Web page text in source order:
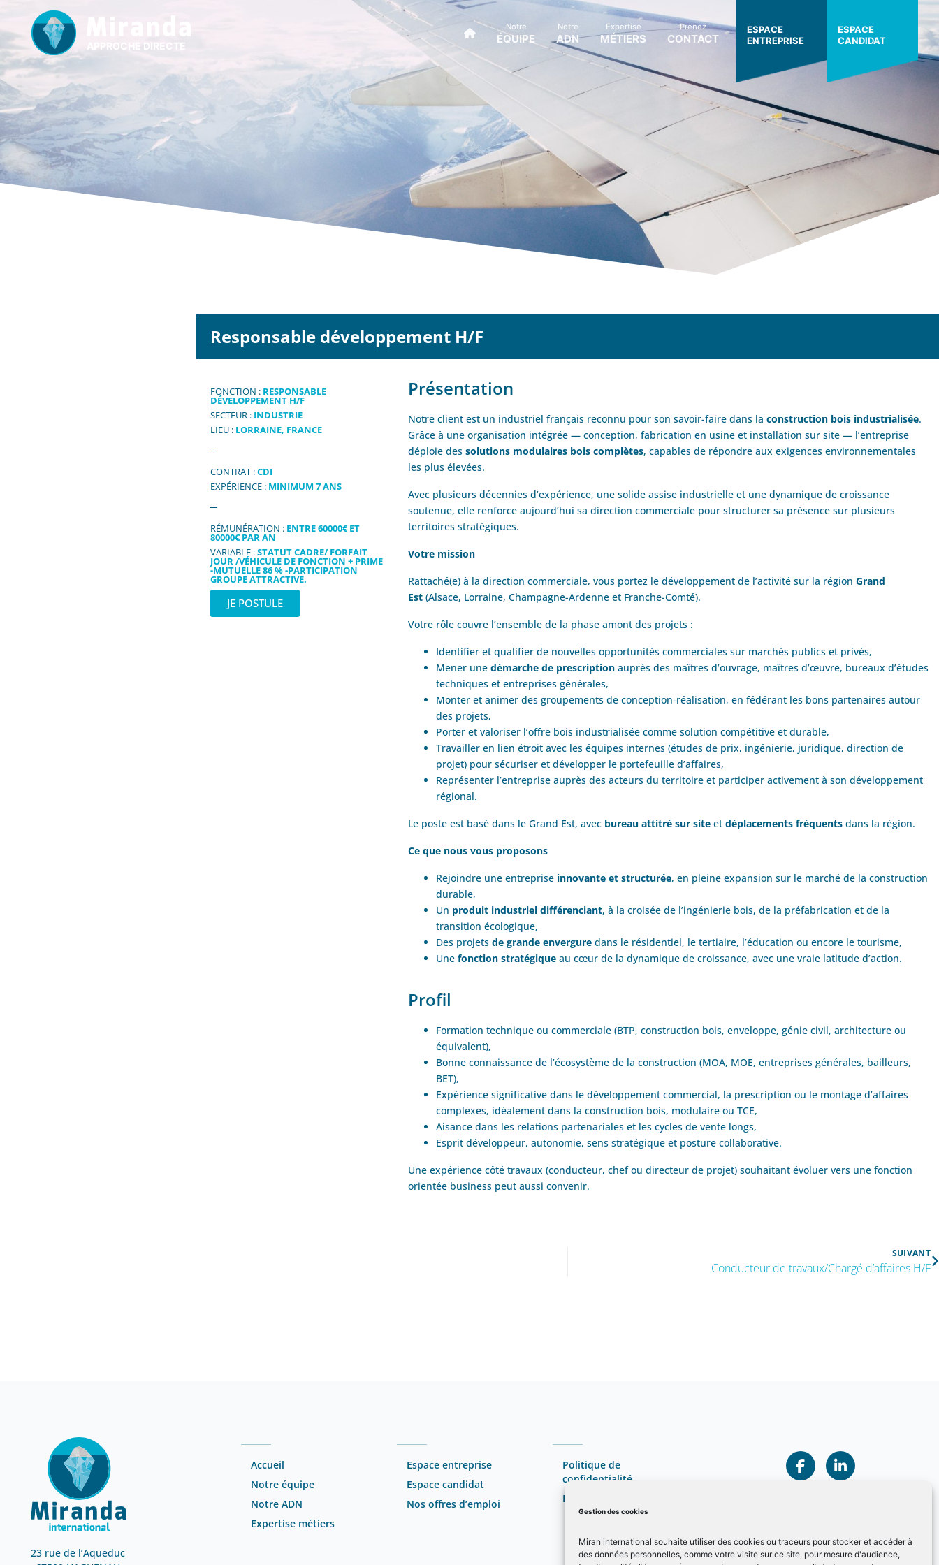
Gestion des cookies
Miran international souhaite utiliser des cookies ou traceurs pour stocker et accéder à
des données personnelles, comme votre visite sur ce site, pour mesure d'audience,
ESPACE
ENTREPRISE
ESPACE
CANDIDAT
APPROCHE DIRECTE
Notre
ÉQUIPE
Notre
ADN
Expertise
MÉTIERS
Prenez
CONTACT
Responsable développement H/F
FONCTION : RESPONSABLE
DÉVELOPPEMENT H/F
SECTEUR : INDUSTRIE
LIEU : LORRAINE, FRANCE
CONTRAT :CDI
EXPÉRIENCE : MINIMUM 7 ANS
RÉMUNÉRATION : ENTRE 60000€ ET
80000€ PAR AN
VARIABLE :STATUT CADRE/ FORFAIT
JOUR /VÉHICULE DE FONCTION + PRIME
-MUTUELLE 86 % -PARTICIPATION
GROUPE ATTRACTIVE.
JE POSTULE
Présentation
Notre client est un industriel français reconnu pour son savoir-faire dans laconstruction bois industrialisée.
Grâce à une organisation intégrée — conception, fabrication en usine et installation sur site — l’entreprise
déploie dessolutions modulaires bois complètes, capables de répondre aux exigences environnementales
les plus élevées.
Avec plusieurs décennies d’expérience, une solide assise industrielle et une dynamique de croissance
soutenue, elle renforce aujourd’hui sa direction commerciale pour structurer sa présence sur plusieurs
territoires stratégiques.
Votre mission
Rattaché(e) à la direction commerciale, vous portez le développement de l’activité sur la régionGrand
Est (Alsace, Lorraine, Champagne-Ardenne et Franche-Comté).
Votre rôle couvre l’ensemble de la phase amont des projets :
Identifier et qualifier de nouvelles opportunités commerciales sur marchés publics et privés,
Mener unedémarche de prescription auprès des maîtres d’ouvrage, maîtres d’œuvre, bureaux d’études
techniques et entreprises générales,
Monter et animer des groupements de conception-réalisation, en fédérant les bons partenaires autour
des projets,
Porter et valoriser l’offre bois industrialisée comme solution compétitive et durable,
Travailler en lien étroit avec les équipes internes (études de prix, ingénierie, juridique, direction de
projet) pour sécuriser et développer le portefeuille d’affaires,
Représenter l’entreprise auprès des acteurs du territoire et participer activement à son développement
régional.
Le poste est basé dans le Grand Est, avec bureau attitré sur site etdéplacements fréquents dans la région.
Ce que nous vous proposons
Rejoindre une entreprise innovante et structurée, en pleine expansion sur le marché de la construction
durable,
Un produit industriel différenciant, à la croisée de l’ingénierie bois, de la préfabrication et de la
transition écologique,
Des projetsde grande envergure dans le résidentiel, le tertiaire, l’éducation ou encore le tourisme,
Unefonction stratégique au cœur de la dynamique de croissance, avec une vraie latitude d’action.
Profil
Formation technique ou commerciale (BTP, construction bois, enveloppe, génie civil, architecture ou
équivalent),
Bonne connaissance de l’écosystème de la construction (MOA, MOE, entreprises générales, bailleurs,
BET),
Expérience significative dans le développement commercial, la prescription ou le montage d’affaires
complexes, idéalement dans la construction bois, modulaire ou TCE,
Aisance dans les relations partenariales et les cycles de vente longs,
Esprit développeur, autonomie, sens stratégique et posture collaborative.
Une expérience côté travaux (conducteur, chef ou directeur de projet) souhaitant évoluer vers une fonction
orientée business peut aussi convenir.
SUIVANT
Conducteur de travaux/Chargé d’affaires H/F
23 rue de l’Aqueduc
Accueil
Notre équipe
Notre ADN
Expertise métiers
Espace entreprise
Espace candidat
Nos offres d’emploi
Politique de
confidentialité
Politique de cookies